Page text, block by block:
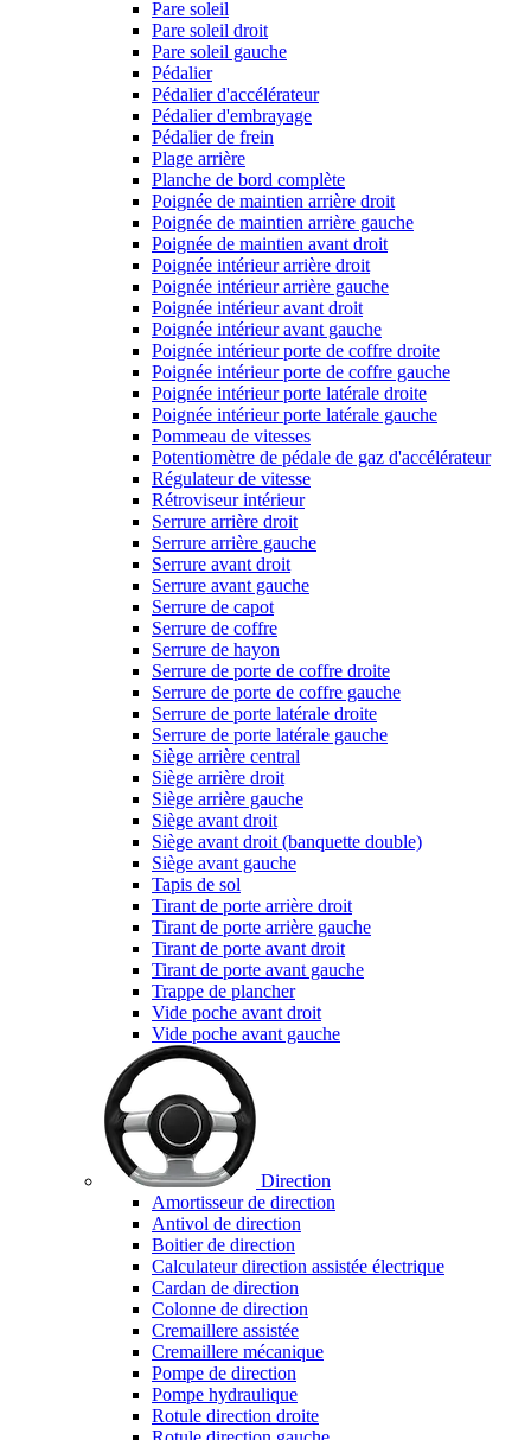
Pare soleil
Pare soleil droit
Pare soleil gauche
Pédalier
Pédalier d'accélérateur
Pédalier d'embrayage
Pédalier de frein
Plage arrière
Planche de bord complète
Poignée de maintien arrière droit
Poignée de maintien arrière gauche
Poignée de maintien avant droit
Poignée intérieur arrière droit
Poignée intérieur arrière gauche
Poignée intérieur avant droit
Poignée intérieur avant gauche
Poignée intérieur porte de coffre droite
Poignée intérieur porte de coffre gauche
Poignée intérieur porte latérale droite
Poignée intérieur porte latérale gauche
Pommeau de vitesses
Potentiomètre de pédale de gaz d'accélérateur
Régulateur de vitesse
Rétroviseur intérieur
Serrure arrière droit
Serrure arrière gauche
Serrure avant droit
Serrure avant gauche
Serrure de capot
Serrure de coffre
Serrure de hayon
Serrure de porte de coffre droite
Serrure de porte de coffre gauche
Serrure de porte latérale droite
Serrure de porte latérale gauche
Siège arrière central
Siège arrière droit
Siège arrière gauche
Siège avant droit
Siège avant droit (banquette double)
Siège avant gauche
Tapis de sol
Tirant de porte arrière droit
Tirant de porte arrière gauche
Tirant de porte avant droit
Tirant de porte avant gauche
Trappe de plancher
Vide poche avant droit
Vide poche avant gauche
Direction
Amortisseur de direction
Antivol de direction
Boitier de direction
Calculateur direction assistée électrique
Cardan de direction
Colonne de direction
Cremaillere assistée
Cremaillere mécanique
Pompe de direction
Pompe hydraulique
Rotule direction droite